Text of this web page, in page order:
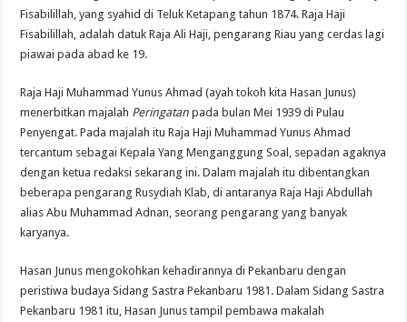
Fisabilillah, yang syahid di Teluk Ketapang tahun 1874. Raja Haji
Fisabilillah, adalah datuk Raja Ali Haji, pengarang Riau yang cerdas lagi
piawai pada abad ke 19.
Raja Haji Muhammad Yunus Ahmad (ayah tokoh kita Hasan Junus)
menerbitkan majalah Peringatan pada bulan Mei 1939 di Pulau
Penyengat. Pada majalah itu Raja Haji Muhammad Yunus Ahmad
tercantum sebagai Kepala Yang Menganggung Soal, sepadan agaknya
dengan ketua redaksi sekarang ini. Dalam majalah itu dibentangkan
beberapa pengarang Rusydiah Klab, di antaranya Raja Haji Abdullah
alias Abu Muhammad Adnan, seorang pengarang yang banyak
karyanya.
Hasan Junus mengokohkan kehadirannya di Pekanbaru dengan
peristiwa budaya Sidang Sastra Pekanbaru 1981. Dalam Sidang Sastra
Pekanbaru 1981 itu, Hasan Junus tampil pembawa makalah